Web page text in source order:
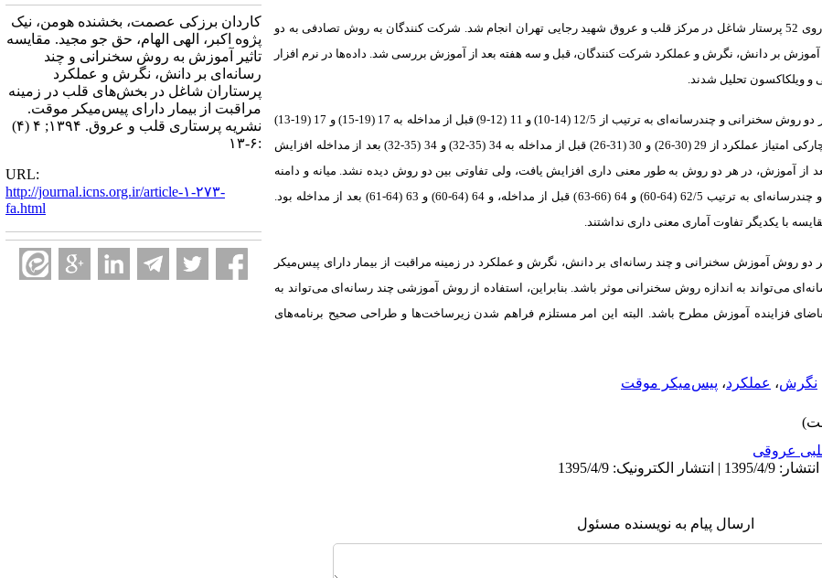
این مطالعه‌ی تجربی در سال 1394 بر روی 52 پرستار شاغل در مرکز قلب و عروق شهید رجایی تهران انجام شد. شرکت کنندگان به روش تصادفی به دو
آموزش بر دانش، نگرش و عملکرد شرکت کنندگان، قبل و سه هفته بعد از آموزش بررسی شد. داده‌ها در نرم افزار
میانه و دامنه میان چارکی امتیاز دانش در دو روش سخنرانی و چندرسانه‌ای به ترتیب از 12/5 (14-10) و 11 (12-9) قبل از مداخله به 17 (19-15) و 17 (19-13)
بعد از مداخله افزایش یافت. میانه و دامنه میان چارکی امتیاز عملکرد از 29 (30-26) و 30 (31-26) قبل از مداخله به 34 (35-32) و 34 (35-32) بعد از مداخله افزایش
از آموزش، در هر دو روش به طور معنی داری افزایش یافت، ولی تفاوتی بین دو روش دیده نشد. میانه و دامنه
میان چارکی امتیاز نگرش در دو روش سخنرانی و چندرسانه‌ای به ترتیب 62/5 (64-60) و 64 (66-63) قبل از مداخله، و 64 (64-60) و 63 (64-61) بعد از مداخله بود.
با یکدیگر تفاوت آماری معنی داری نداشتند.
دو روش آموزش سخنرانی و چند رسانه‌ای بر دانش، نگرش و عملکرد در زمینه مراقبت از بیمار دارای پیس‌میکر
می‌تواند به اندازه روش سخنرانی موثر باشد. بنابراین، استفاده از روش آموزشی چند رسانه‌ای می‌تواند به
فزاینده آموزش مطرح باشد. البته این امر مستلزم فراهم شدن زیر‌ساخت‌ها و طراحی صحیح برنامه‌های
نگرش، عملکرد، پیس‌میکر موقت
عروقی
ارسال پیام به نویسنده مسئول
کاردان برزکی عصمت، بخشنده هومن، نیک
پژوه اکبر، الهی الهام، حق جو مجید. مقایسه‌
تاثیر آموزش به روش سخنرانی و چند
رسانه‌ای بر دانش، نگرش و عملکرد
پرستاران شاغل در بخش‌های قلب در زمینه
مراقبت از بیمار دارای پیس‌میکر موقت.
نشریه پرستاری قلب و عروق. ۱۳۹۴; ۴ (۴)
:۶-۱۳
URL:
http://journal.icns.org.ir/article-۱-۲۷۳-
fa.html